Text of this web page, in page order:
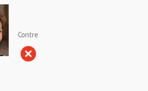
Contre